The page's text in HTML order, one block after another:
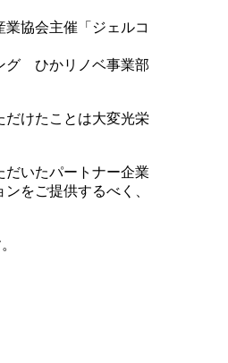
業協会主催「ジェルコ
グ ひかリノベ事業部
だけたことは大変光栄
いたパートナー企業
をご提供するべく、